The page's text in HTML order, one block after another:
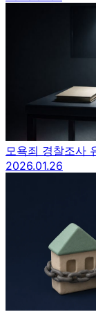
모욕죄 경찰조사
2026.01.26